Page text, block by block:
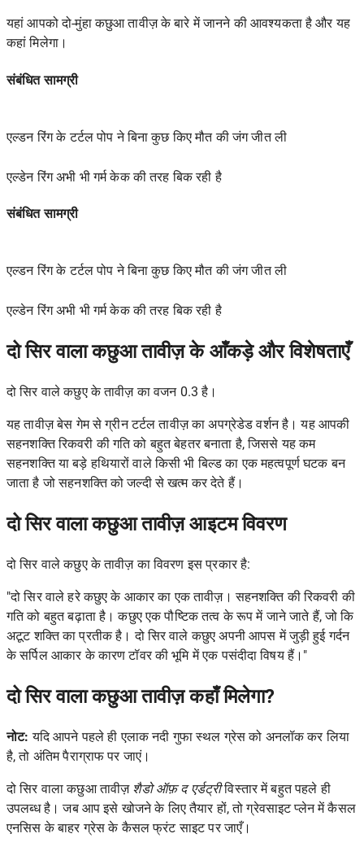
यहां आपको दो-मुंहा कछुआ तावीज़ के बारे में जानने की आवश्यकता है और यह
कहां मिलेगा।
संबंधित सामग्री
एल्डन रिंग के टर्टल पोप ने बिना कुछ किए मौत की जंग जीत ली
एल्डेन रिंग अभी भी गर्म केक की तरह बिक रही है
संबंधित सामग्री
एल्डन रिंग के टर्टल पोप ने बिना कुछ किए मौत की जंग जीत ली
एल्डेन रिंग अभी भी गर्म केक की तरह बिक रही है
दो सिर वाला कछुआ तावीज़ के आँकड़े और विशेषताएँ
दो सिर वाले कछुए के तावीज़ का वजन 0.3 है।
यह तावीज़ बेस गेम से ग्रीन टर्टल तावीज़ का अपग्रेडेड वर्शन है। यह आपकी
सहनशक्ति रिकवरी की गति को बहुत बेहतर बनाता है, जिससे यह कम
सहनशक्ति या बड़े हथियारों वाले किसी भी बिल्ड का एक महत्वपूर्ण घटक बन
जाता है जो सहनशक्ति को जल्दी से खत्म कर देते हैं।
दो सिर वाला कछुआ तावीज़ आइटम विवरण
दो सिर वाले कछुए के तावीज़ का विवरण इस प्रकार है:
"दो सिर वाले हरे कछुए के आकार का एक तावीज़। सहनशक्ति की रिकवरी की
गति को बहुत बढ़ाता है। कछुए एक पौष्टिक तत्व के रूप में जाने जाते हैं, जो कि
अटूट शक्ति का प्रतीक है। दो सिर वाले कछुए अपनी आपस में जुड़ी हुई गर्दन
के सर्पिल आकार के कारण टॉवर की भूमि में एक पसंदीदा विषय हैं।"
दो सिर वाला कछुआ तावीज़ कहाँ मिलेगा?
नोट: यदि आपने पहले ही एलाक नदी गुफा स्थल ग्रेस को अनलॉक कर लिया
है, तो अंतिम पैराग्राफ पर जाएं।
दो सिर वाला कछुआ तावीज़ शैडो ऑफ़ द एर्डट्रीविस्तार में बहुत पहले ही
उपलब्ध है। जब आप इसे खोजने के लिए तैयार हों, तो ग्रेवसाइट प्लेन में कैसल
एनसिस के बाहर ग्रेस के कैसल फ्रंट साइट पर जाएँ।